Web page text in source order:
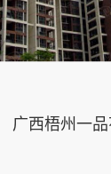
广西梧州一品